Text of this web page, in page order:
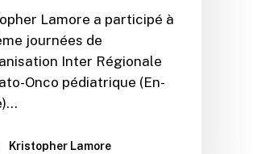
Lamore a participé à
journées de
Inter Régionale
Onco pédiatrique (En-
Kristopher Lamore